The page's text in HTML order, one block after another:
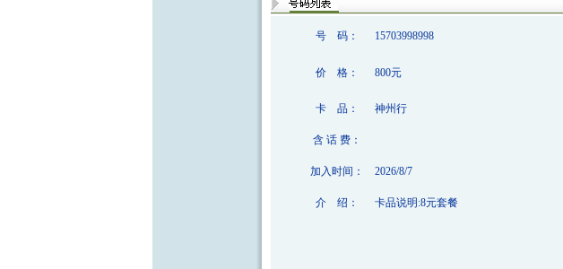
号 码： 15703998998
价 格： 800元
卡 品： 神州行
含 话 费：
加入时间： 2026/8/7
介 绍： 卡品说明:8元套餐